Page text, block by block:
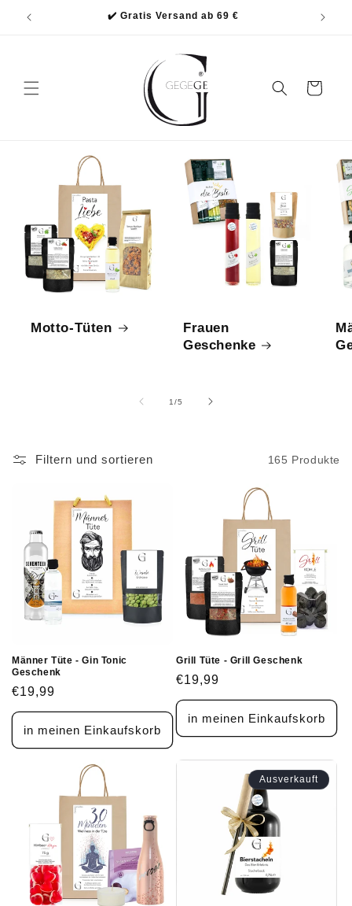
zum
✔️ Gratis Versand ab 69 €
Warenkorb
Motto-Tüten
Frauen
Geschenke
1/von
5
Filtern und sortieren 165 Produkte
Männer Tüte - Gin Tonic
Geschenk
Normaler
Preis
€19,99
in meinen Einkaufskorb
Grill Tüte - Grill Geschenk
Normaler
Preis
€19,99
in meinen Einkaufskorb
Ausverkauft